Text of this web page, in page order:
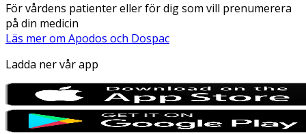
För vårdens patienter eller för dig som vill prenumerera
på din medicin
Läs mer om Apodos och Dospac
Ladda ner vår app